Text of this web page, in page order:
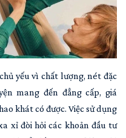
yếu vì chất lượng, nét đặc
mang đến đẳng cấp, giá
khát có được. Việc sử dụng
xỉ đòi hỏi các khoản đầu tư